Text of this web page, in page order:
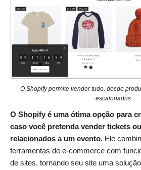
O Shopify permite vender tudo, desde
escalonados
O Shopify é uma ótima opção para
caso você pretenda vender tickets
relacionados a um evento. Ele
ferramentas de e-commerce com
de sites, tornando seu site uma